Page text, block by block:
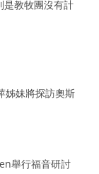
是教牧團沒有計
姊妹將探訪奧斯
舉行福音研討